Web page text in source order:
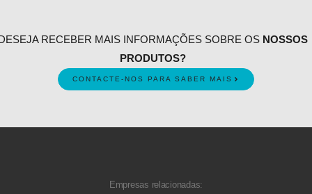
RECEBER MAIS INFORMAÇÕES SOBRE OS NOSSOS
PRODUTOS?
CONTACTE-NOS PARA SABER MAIS
Empresas relacionadas: